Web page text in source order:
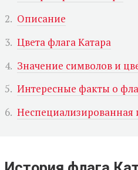
Описание
Цвета флага Катара
Значение символов и
Интересные факты о